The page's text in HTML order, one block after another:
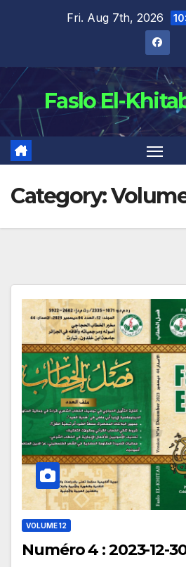
Fri. Aug 7th, 2026
Faslo El-
Category:
VOLUME 12
Numéro 4 : 2023-12-